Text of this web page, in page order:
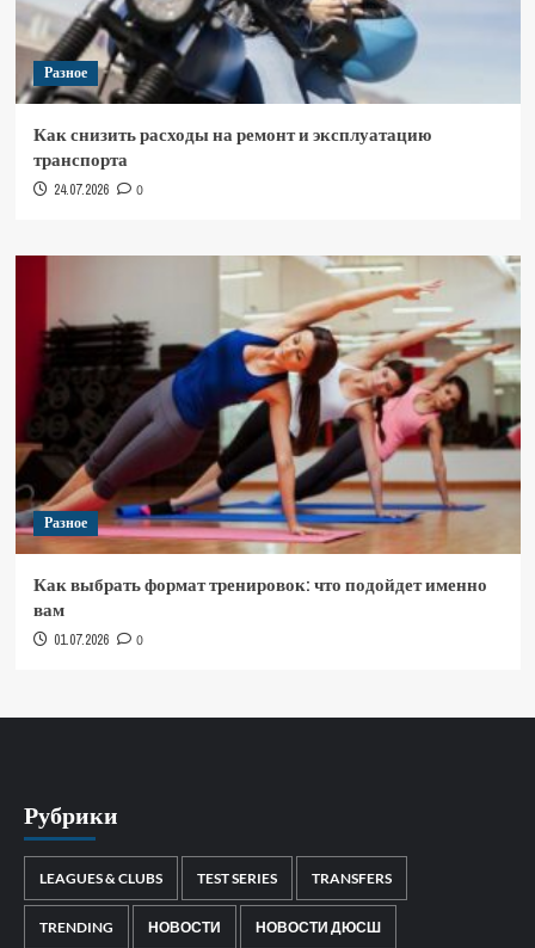
Разное
Как снизить расходы на ремонт и эксплуатацию
транспорта
24.07.2026 0
Разное
Как выбрать формат тренировок: что подойдет именно
вам
01.07.2026 0
Рубрики
LEAGUES & CLUBS TEST SERIES TRANSFERS
TRENDING НОВОСТИ НОВОСТИ ДЮСШ